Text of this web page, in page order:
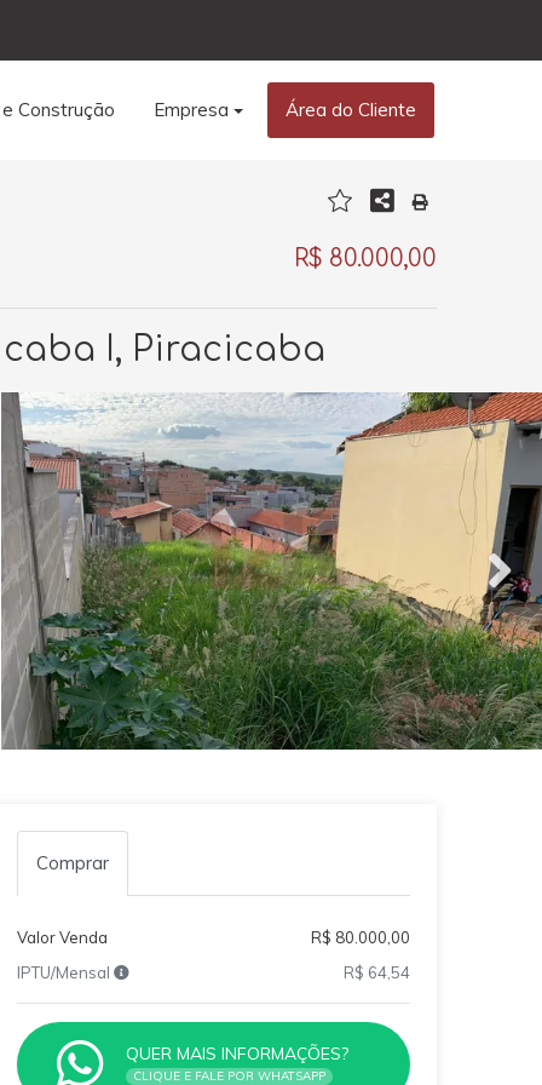
Construção Empresa Área do Cliente
R$ 80.000,00
I, Piracicaba
Comprar
Valor Venda
R$ 80.000,00
IPTU/Mensal
R$ 64,54
QUER MAIS INFORMAÇÕES?
CLIQUE E FALE POR WHATSAPP